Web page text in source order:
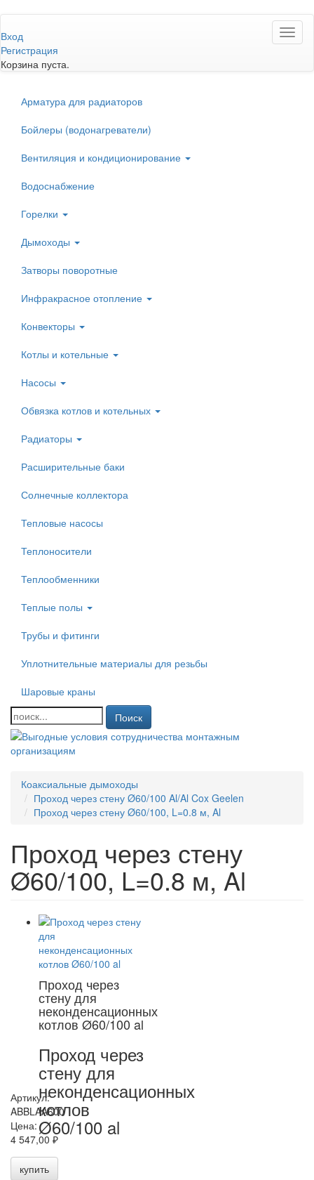
к
основному
содержанию
Вход
Регистрация
Корзина пуста.
Арматура для радиаторов
Бойлеры (водонагреватели)
Вентиляция и кондиционирование
Водоснабжение
Горелки
Дымоходы
Затворы поворотные
Инфракрасное отопление
Конвекторы
Котлы и котельные
Насосы
Обвязка котлов и котельных
Радиаторы
Расширительные баки
Солнечные коллектора
Тепловые насосы
Теплоносители
Теплообменники
Теплые полы
Трубы и фитинги
Уплотнительные материалы для резьбы
Шаровые краны
Поиск
Коаксиальные дымоходы
Проход через стену Ø60/100 Al/Al Cox Geelen
Проход через стену Ø60/100, L=0.8 м, Al
Проход через стену
Ø60/100, L=0.8 м, Al
Проход через
стену для
неконденсационных
котлов Ø60/100 al
Проход через
стену для
неконденсационных
котлов
Ø60/100 al
Артикул:
ABBLAA600
Цена:
4 547,00 ₽
купить